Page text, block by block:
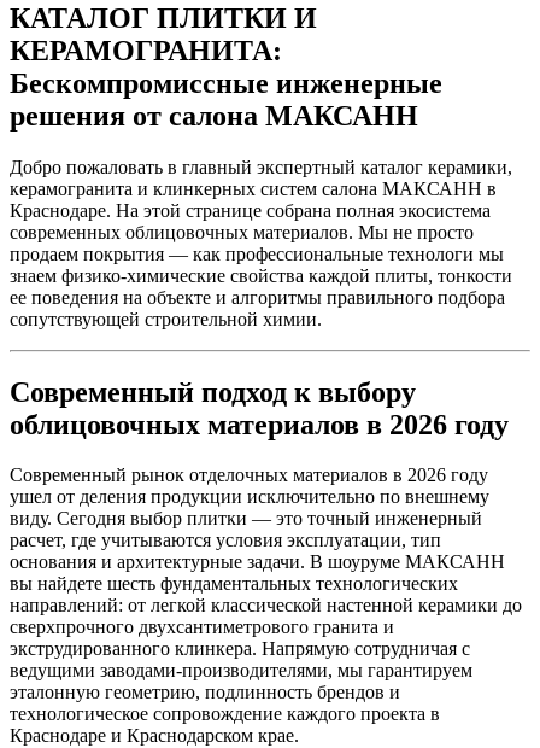
КАТАЛОГ ПЛИТКИ И
КЕРАМОГРАНИТА:
Бескомпромиссные инженерные
решения от салона МАКСАНН
Добро пожаловать в главный экспертный каталог керамики,
керамогранита и клинкерных систем салона МАКСАНН в
Краснодаре. На этой странице собрана полная экосистема
современных облицовочных материалов. Мы не просто
продаем покрытия — как профессиональные технологи мы
знаем физико-химические свойства каждой плиты, тонкости
ее поведения на объекте и алгоритмы правильного подбора
сопутствующей строительной химии.
Современный подход к выбору
облицовочных материалов в 2026 году
Современный рынок отделочных материалов в 2026 году
ушел от деления продукции исключительно по внешнему
виду. Сегодня выбор плитки — это точный инженерный
расчет, где учитываются условия эксплуатации, тип
основания и архитектурные задачи. В шоуруме МАКСАНН
вы найдете шесть фундаментальных технологических
направлений: от легкой классической настенной керамики до
сверхпрочного двухсантиметрового гранита и
экструдированного клинкера. Напрямую сотрудничая с
ведущими заводами‑производителями, мы гарантируем
эталонную геометрию, подлинность брендов и
технологическое сопровождение каждого проекта в
Краснодаре и Краснодарском крае.